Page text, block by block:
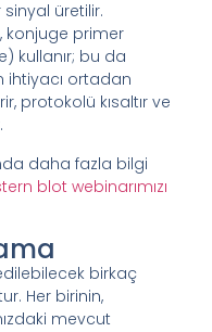
üretilir.
konjuge primer
kullanır; bu da
ihtiyacı ortadan
protokolü kısaltır ve
daha fazla bilgi
blot webinarımızı
birkaç
Her birinin,
mevcut